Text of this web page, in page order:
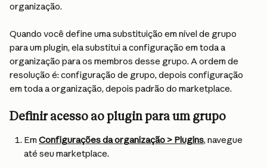
organização.
Quando você define uma substituição em nível de grupo
para um plugin, ela substitui a configuração em toda a
organização para os membros desse grupo. A ordem de
resolução é: configuração de grupo, depois configuração
em toda a organização, depois padrão do marketplace.
Definir acesso ao plugin para um grupo
Em Configurações da organização > Plugins, navegue
até seu marketplace.